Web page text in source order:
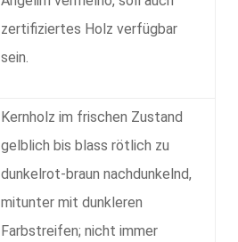
zertifiziertes Holz verfügbar
sein.
Kernholz im frischen Zustand
gelblich bis blass rötlich zu
dunkelrot-braun nachdunkelnd,
mitunter mit dunkleren
Farbstreifen; nicht immer